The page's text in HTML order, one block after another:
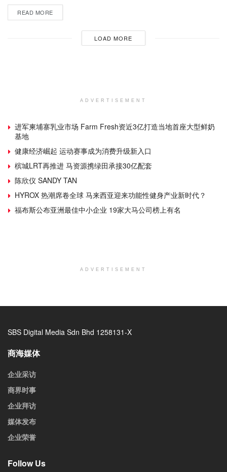
READ MORE
LOAD MORE
ADVERTISEMENT
进军柬埔寨乳业市场 Farm Fresh资近3亿打造当地首座大型鲜奶
基地
健康经济崛起 运动赛事成为消费升级新入口
槟城LRT再推进 马资源携绿田承接30亿配套
陈欣仪 SANDY TAN
HYROX 热潮席卷全球 马来西亚迎来功能性健身产业新时代？
福布斯公布亚洲最佳中小企业 19家大马公司榜上有名
ADVERTISEMENT
SBS Digital Media Sdn Bhd 1258131-X
商海媒体
企业采访
商界时事
企业拜访
媒体发布
企业荣誉
Follow Us